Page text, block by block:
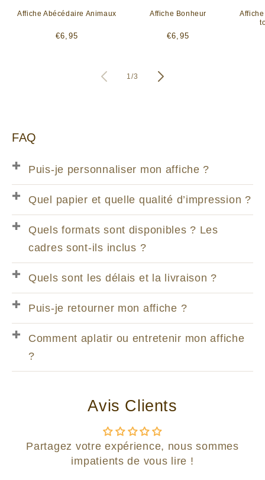
Affiche Abécédaire Animaux
Prix
€6,95
Affiche Bonheur
Prix
€6,95
1/de
3
FAQ
Puis-je personnaliser mon affiche ?
Quel papier et quelle qualité d’impression ?
Quels formats sont disponibles ? Les
cadres sont-ils inclus ?
Quels sont les délais et la livraison ?
Puis-je retourner mon affiche ?
Comment aplatir ou entretenir mon affiche
?
Avis Clients
Partagez votre expérience, nous sommes
impatients de vous lire !